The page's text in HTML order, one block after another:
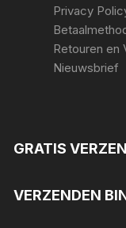
Privacy
Retouren en
Nieuwsbrief
GRATIS
VERZENDEN